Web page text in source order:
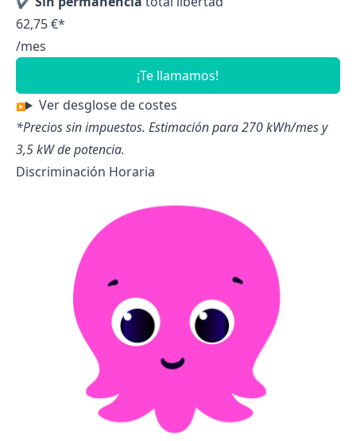
62,75 €*
/mes
¡Te llamamos!
Ver desglose de costes
*Precios sin impuestos. Estimación para 270 kWh/mes y
3,5 kW de potencia.
Discriminación Horaria